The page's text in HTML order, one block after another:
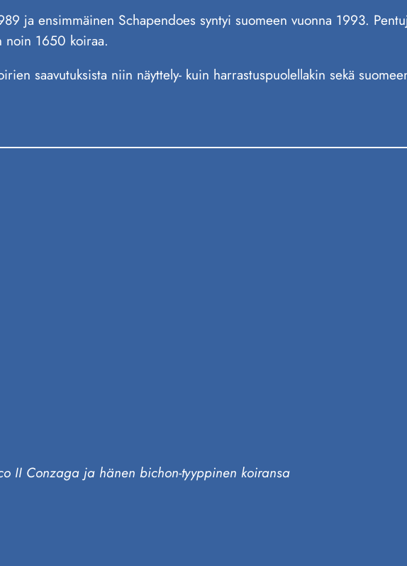
ja ensimmäinen Schapendoes syntyi suomeen vuonna 1993.
noin 1650 koiraa.
saavutuksista niin näyttely- kuin harrastuspuolellakin sekä
II Conzaga ja hänen bichon-tyyppinen koiransa